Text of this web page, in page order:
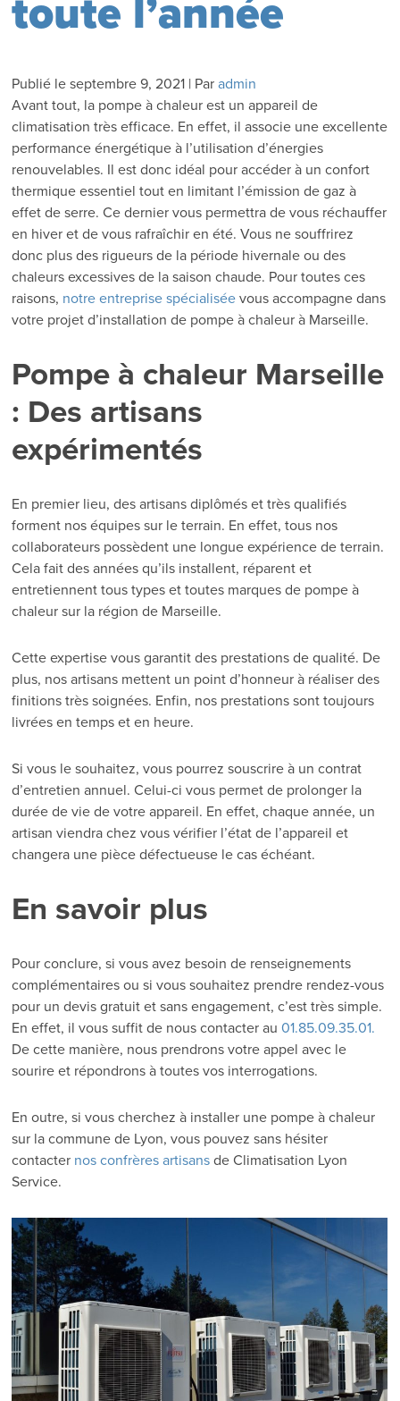
toute l’année
Publié le septembre 9, 2021 | Par admin
Avant tout, la pompe à chaleur est un appareil de
climatisation très efficace. En effet, il associe une excellente
performance énergétique à l’utilisation d’énergies
renouvelables. Il est donc idéal pour accéder à un confort
thermique essentiel tout en limitant l’émission de gaz à
effet de serre. Ce dernier vous permettra de vous réchauffer
en hiver et de vous rafraîchir en été. Vous ne souffrirez
donc plus des rigueurs de la période hivernale ou des
chaleurs excessives de la saison chaude. Pour toutes ces
raisons, notre entreprise spécialisée vous accompagne dans
votre projet d’installation de pompe à chaleur à Marseille.
Pompe à chaleur Marseille
: Des artisans
expérimentés
En premier lieu, des artisans diplômés et très qualifiés
forment nos équipes sur le terrain. En effet, tous nos
collaborateurs possèdent une longue expérience de terrain.
Cela fait des années qu’ils installent, réparent et
entretiennent tous types et toutes marques de pompe à
chaleur sur la région de Marseille.
Cette expertise vous garantit des prestations de qualité. De
plus, nos artisans mettent un point d’honneur à réaliser des
finitions très soignées. Enfin, nos prestations sont toujours
livrées en temps et en heure.
Si vous le souhaitez, vous pourrez souscrire à un contrat
d’entretien annuel. Celui-ci vous permet de prolonger la
durée de vie de votre appareil. En effet, chaque année, un
artisan viendra chez vous vérifier l’état de l’appareil et
changera une pièce défectueuse le cas échéant.
En savoir plus
Pour conclure, si vous avez besoin de renseignements
complémentaires ou si vous souhaitez prendre rendez-vous
pour un devis gratuit et sans engagement, c’est très simple.
En effet, il vous suffit de nous contacter au01.85.09.35.01.
De cette manière, nous prendrons votre appel avec le
sourire et répondrons à toutes vos interrogations.
En outre, si vous cherchez à installer une pompe à chaleur
sur la commune de Lyon, vous pouvez sans hésiter
contacter nos confrères artisans de Climatisation Lyon
Service.